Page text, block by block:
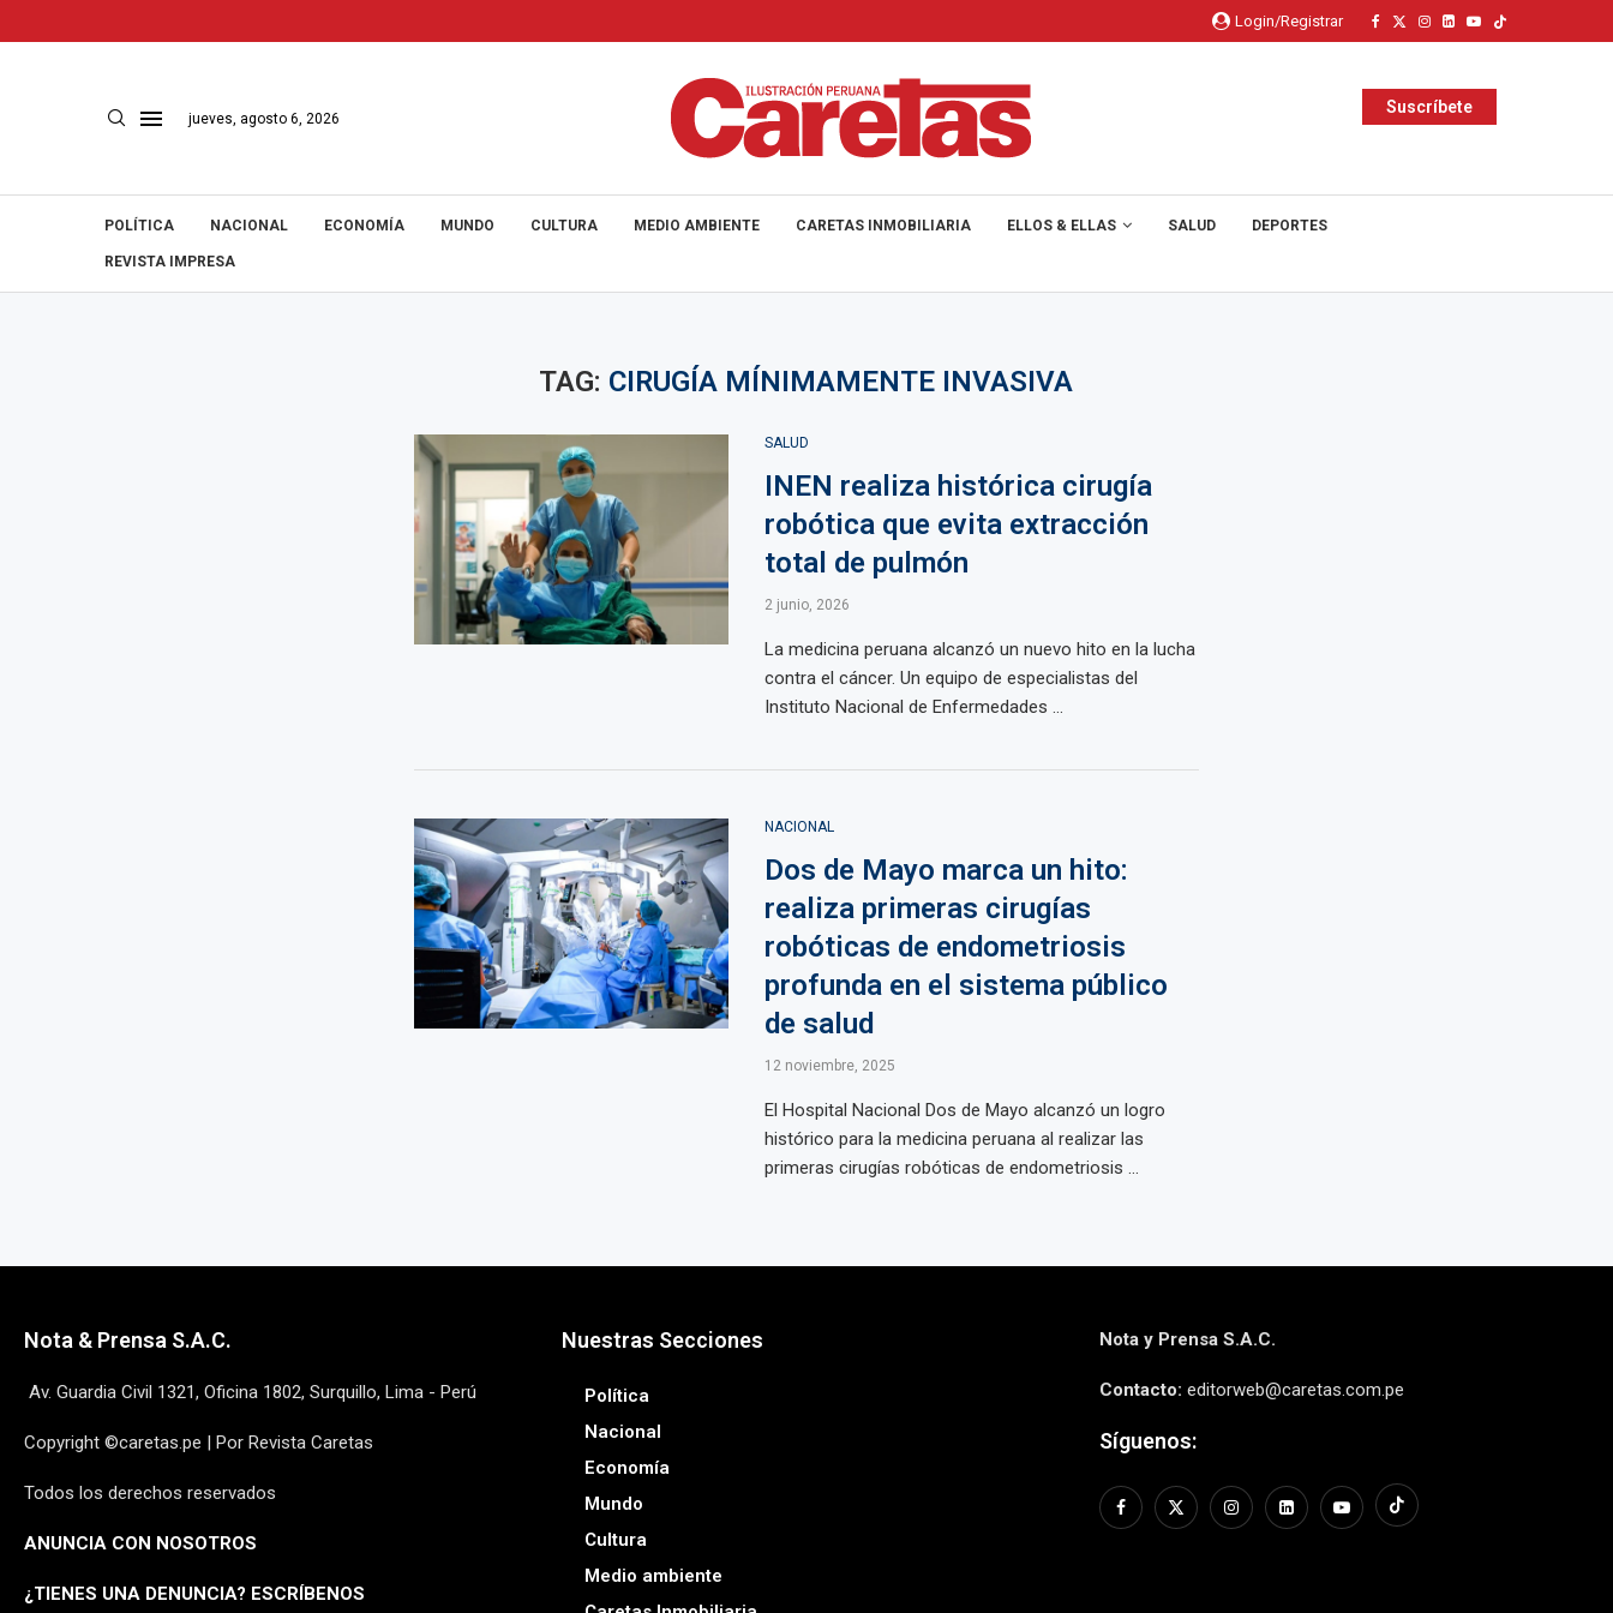
Login/Registrar
jueves, agosto 6, 2026
Suscríbete
POLÍTICA NACIONAL ECONOMÍA MUNDO CULTURA MEDIO AMBIENTE CARETAS INMOBILIARIA ELLOS & ELLAS SALUD DEPORTES
REVISTA IMPRESA
TAG: CIRUGÍA MÍNIMAMENTE INVASIVA
SALUD
INEN realiza histórica cirugía
robótica que evita extracción
total de pulmón
2 junio, 2026
La medicina peruana alcanzó un nuevo hito en la lucha
contra el cáncer. Un equipo de especialistas del
Instituto Nacional de Enfermedades ...
NACIONAL
Dos de Mayo marca un hito:
realiza primeras cirugías
robóticas de endometriosis
profunda en el sistema público
de salud
12 noviembre, 2025
El Hospital Nacional Dos de Mayo alcanzó un logro
histórico para la medicina peruana al realizar las
primeras cirugías robóticas de endometriosis ...
Nota & Prensa S.A.C.
Av. Guardia Civil 1321, Oficina 1802, Surquillo, Lima - Perú
Copyright ©caretas.pe | Por Revista Caretas
Todos los derechos reservados
ANUNCIA CON NOSOTROS
¿TIENES UNA DENUNCIA? ESCRÍBENOS
Nuestras Secciones
Política
Nacional
Economía
Mundo
Cultura
Medio ambiente
Nota y Prensa S.A.C.
Contacto: editorweb@caretas.com.pe
Síguenos: